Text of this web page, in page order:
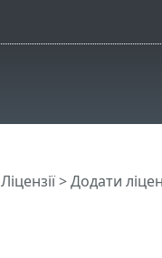
Ліцензії> Додати